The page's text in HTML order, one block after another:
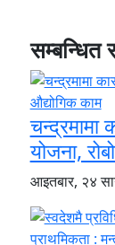
सम्बन्धित
चन्द्रमामा
योजना,
आइतबार, २४